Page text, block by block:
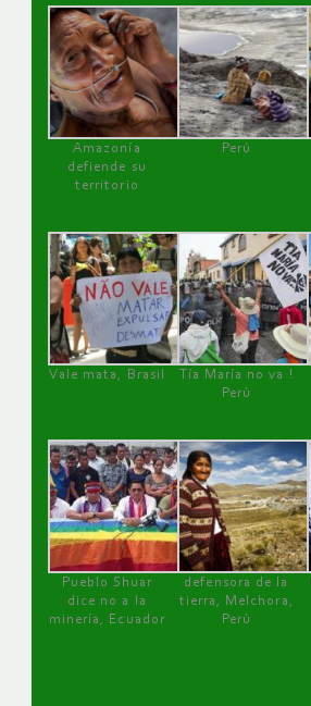
Amazonía
defiende su
territorio
Perú
Vale mata, Brasil
Tía María no va !
Perú
Pueblo Shuar
dice no a la
minería, Ecuador
defensora de la
tierra, Melchora,
Perú